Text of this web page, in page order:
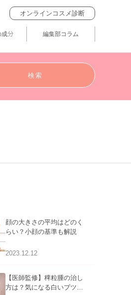
オンラインコスメ診断
成分 編集部コラム
顔の大きさの平均はどのく
らい？小顔の基準も解説
2023.12.12
【医師監修】稗粒腫の治し
方は？気になる白いブツブ